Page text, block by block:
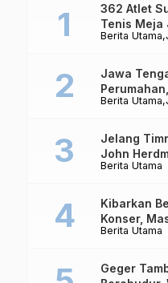
Berita Utama
362 Atlet
Tenis Meja
Kekuatan
Berita Utama
Jawa
Triliun
Berita Utama
Jelang
John
Berita Utama
Kibarkan
Konser,
Masuk
Geger